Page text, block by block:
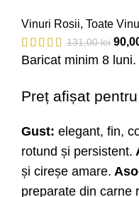
Vinuri Rosii, Toate
131,00lei
Baricat minim 8 luni.
Preț afișat
Gust: elegant, fin,
rotund și persistent.
și cireșe amare.
preparate din carne